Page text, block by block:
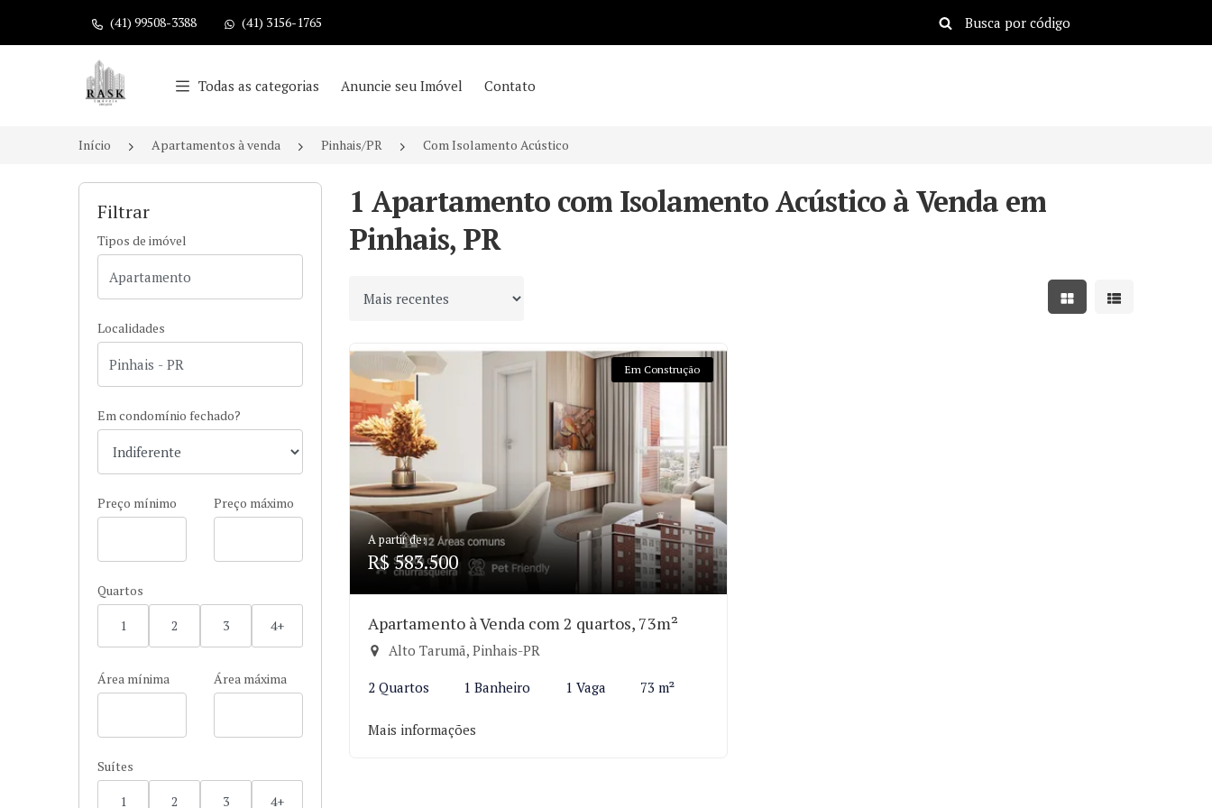
(41) 99508-3388 (41) 3156-1765
Página inicial
Todas as categorias Anuncie seu Imóvel Contato
Início Apartamentos à venda Pinhais/PR Com Isolamento Acústico
Filtrar
Tipos de imóvel
Localidades
Em condomínio fechado?
Preço mínimo Preço máximo
Quartos
1 2 3 4+
Área mínima Área máxima
Suítes
1 2 3 4+
1 Apartamento com Isolamento Acústico à Venda em
Pinhais, PR
Ordenar por Mostrar resultados em
Mostrar
Em Construção
A partir de:
R$ 583.500
Apartamento à Venda com 2 quartos, 73m²
Alto Tarumã, Pinhais-PR
2 Quartos 1 Banheiro 1 Vaga 73 m²
Mais informações